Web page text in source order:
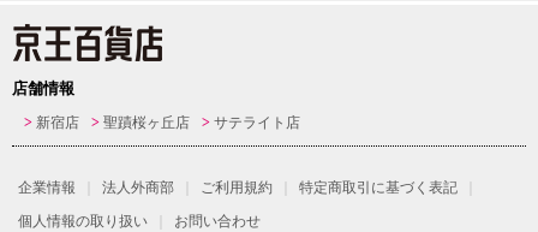
店舗情報
新宿店 聖蹟桜ヶ丘店 サテライト店
企業情報 法人外商部 ご利用規約
特定商取引に基づく表記
個人情報の取り扱い
お問い合わせ